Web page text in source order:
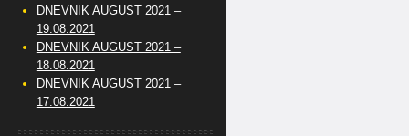
DNEVNIK AUGUST 2021 –
19.08.2021
DNEVNIK AUGUST 2021 –
18.08.2021
DNEVNIK AUGUST 2021 –
17.08.2021